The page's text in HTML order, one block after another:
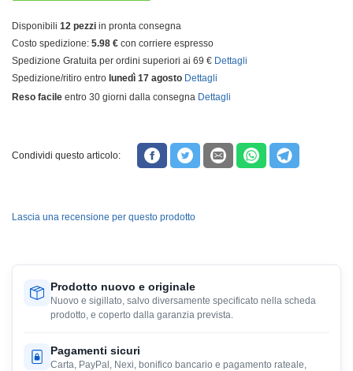
Disponibili 12 pezzi in pronta consegna
Costo spedizione: 5.98 € con corriere espresso
Spedizione Gratuita per ordini superiori ai 69 € Dettagli
Spedizione/ritiro entro lunedì 17 agosto Dettagli
Reso facile entro 30 giorni dalla consegna Dettagli
Condividi questo articolo:
Lascia una recensione per questo prodotto
Prodotto nuovo e originale
Nuovo e sigillato, salvo diversamente specificato nella scheda
prodotto, e coperto dalla garanzia prevista.
Pagamenti sicuri
Carta, PayPal, Nexi, bonifico bancario e pagamento rateale,